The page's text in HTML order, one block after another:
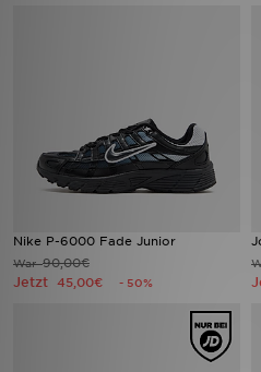
Nike P-6000 Fade Junior
War90,00€
Jetzt 45,00€ - 50%